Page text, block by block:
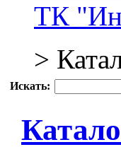
ТК
>
Искать: